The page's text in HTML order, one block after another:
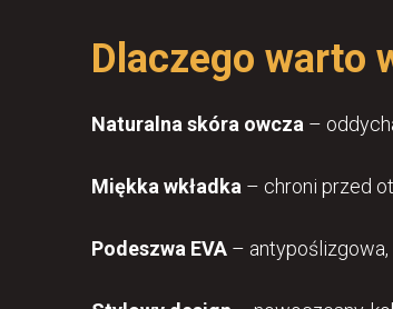
Dlaczego warto
Naturalna skóra owcza –
Miękka wkładka – chroni przed
Podeszwa EVA – antypoślizgowa,